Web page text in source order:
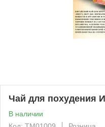
Чай для похудения
В наличии